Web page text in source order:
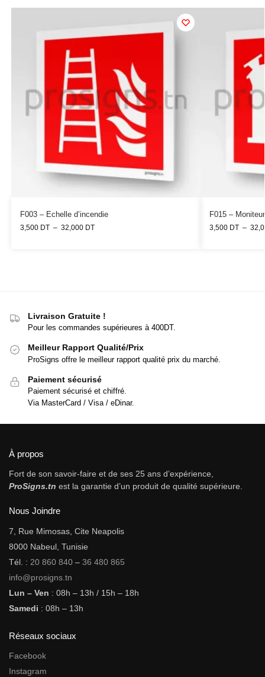
F003 – Echelle d’incendie
3,500 DT – 32,000 DT
F015 –
3,500 DT –
Livraison Gratuite !
Pour les commandes supérieures à 400DT.
Meilleur Rapport Qualité/Prix
ProSigns offre le meilleur rapport qualité prix du marché.
Paiement sécurisé
Paiement sécurisé et chiffré.
Via MasterCard / Visa / eDinar.
À propos
Fort de son savoir-faire et de ses 25 ans d’expérience,
ProSigns.tn est la garantie d’un produit de qualité supérieure.
Nous Joindre
7, Rue Mimosas, Cite Neapolis
8000 Nabeul, Tunisie
Tél. : 20 860 840 – 36 480 865
info@prosigns.tn
Lun – Ven : 08h – 13h / 15h – 18h
Samedi : 08h – 13h
Réseaux sociaux
Facebook
Instagram